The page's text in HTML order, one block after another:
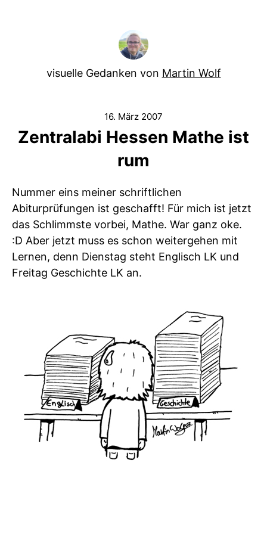
visuelle Gedanken von Martin Wolf
16. März 2007
Zentralabi Hessen Mathe ist
rum
Nummer eins meiner schriftlichen
Abiturprüfungen ist geschafft! Für mich ist jetzt
das Schlimmste vorbei, Mathe. War ganz oke.
:D Aber jetzt muss es schon weitergehen mit
Lernen, denn Dienstag steht Englisch LK und
Freitag Geschichte LK an.